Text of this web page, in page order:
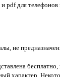
pdf для телефонов
не
характер.